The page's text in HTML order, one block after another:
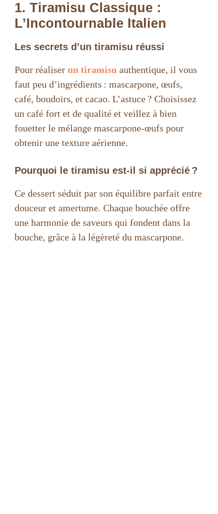
1. Tiramisu Classique :
L’Incontournable Italien
Les secrets d’un tiramisu réussi
Pour réaliser un tiramisu authentique, il vous
faut peu d’ingrédients : mascarpone, œufs,
café, boudoirs, et cacao. L’astuce ? Choisissez
un café fort et de qualité et veillez à bien
fouetter le mélange mascarpone-œufs pour
obtenir une texture aérienne.
Pourquoi le tiramisu est-il si apprécié ?
Ce dessert séduit par son équilibre parfait entre
douceur et amertume. Chaque bouchée offre
une harmonie de saveurs qui fondent dans la
bouche, grâce à la légèreté du mascarpone.